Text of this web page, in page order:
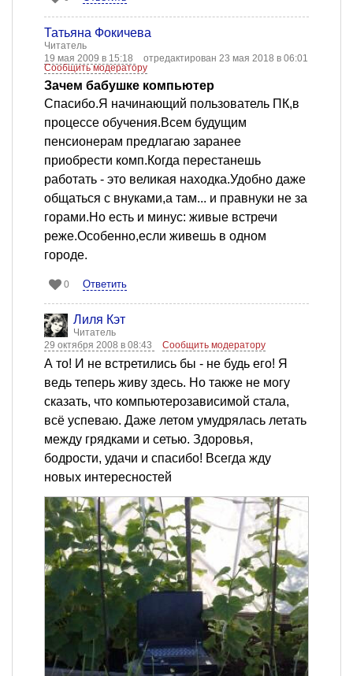
Татьяна Фокичева
Читатель
19 мая 2009 в 15:18
отредактирован 23 мая 2018 в 06:01
Сообщить модератору
Зачем бабушке компьютер
Спасибо.Я начинающий пользователь ПК,в
процессе обучения.Всем будущим
пенсионерам предлагаю заранее
приобрести комп.Когда перестанешь
работать - это великая находка.Удобно даже
общаться с внуками,а там... и правнуки не за
горами.Но есть и минус: живые встречи
реже.Особенно,если живешь в одном
городе.
0 Ответить
Лиля Кэт
Читатель
29 октября 2008 в 08:43
Сообщить модератору
А то! И не встретились бы - не будь его! Я
ведь теперь живу здесь. Но также не могу
сказать, что компьютерозависимой стала,
всё успеваю. Даже летом умудрялась летать
между грядками и сетью. Здоровья,
бодрости, удачи и спасибо! Всегда жду
новых интересностей